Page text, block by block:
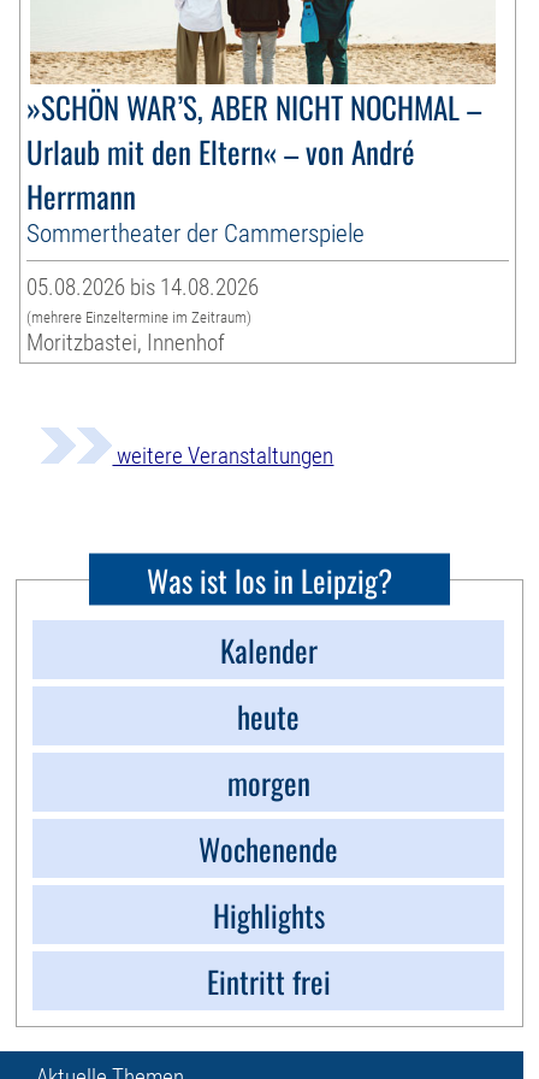
»SCHÖN WAR’S, ABER NICHT NOCHMAL –
Urlaub mit den Eltern« – von André
Herrmann
Sommertheater der Cammerspiele
05.08.2026 bis 14.08.2026
(mehrere Einzeltermine im Zeitraum)
Moritzbastei, Innenhof
weitere Veranstaltungen
Was ist los in Leipzig?
Kalender
heute
morgen
Wochenende
Highlights
Eintritt frei